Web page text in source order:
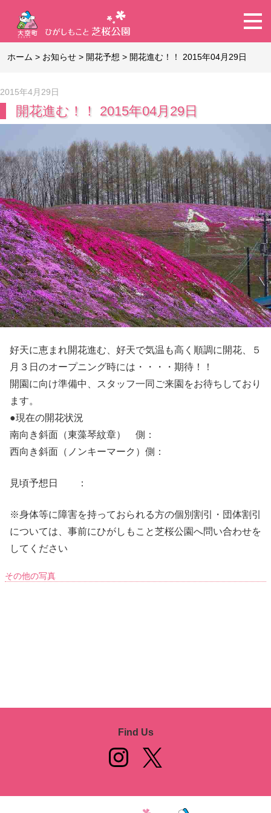
ホーム > お知らせ > 開花予想 > 開花進む！！ 2015年04月29日
2015年4月29日
開花進む！！ 2015年04月29日
好天に恵まれ開花進む、好天で気温も高く順調に開花、５
月３日のオープニング時には・・・・期待！！
開園に向け準備中、スタッフ一同ご来園をお待ちしており
ます。
●現在の開花状況
南向き斜面（東藻琴紋章） 側：
西向き斜面（ノンキーマーク）側：
見頃予想日 ：
※身体等に障害を持っておられる方の個別割引・団体割引
については、事前にひがしもこと芝桜公園へ問い合わせを
してください
その他の写真
Find Us